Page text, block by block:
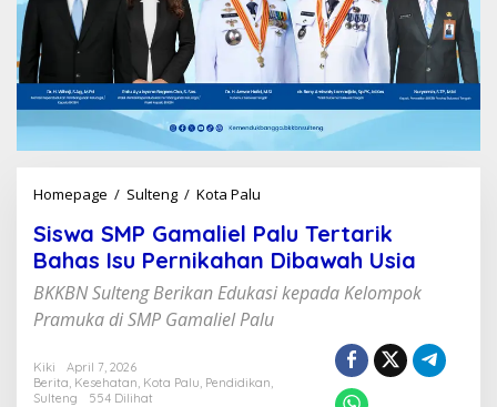
Homepage / Sulteng / Kota Palu
s
w
a
S
M
m
Siswa SMP Gamaliel Palu Tertarik
Bahas Isu Pernikahan Dibawah Usia
BKKBN Sulteng Berikan Edukasi kepada Kelompok
Pramuka di SMP Gamaliel Palu
Kiki
April 7, 2026
Berita Kesehatan Kota Palu Pendidikan
Sulteng
554 Dilihat